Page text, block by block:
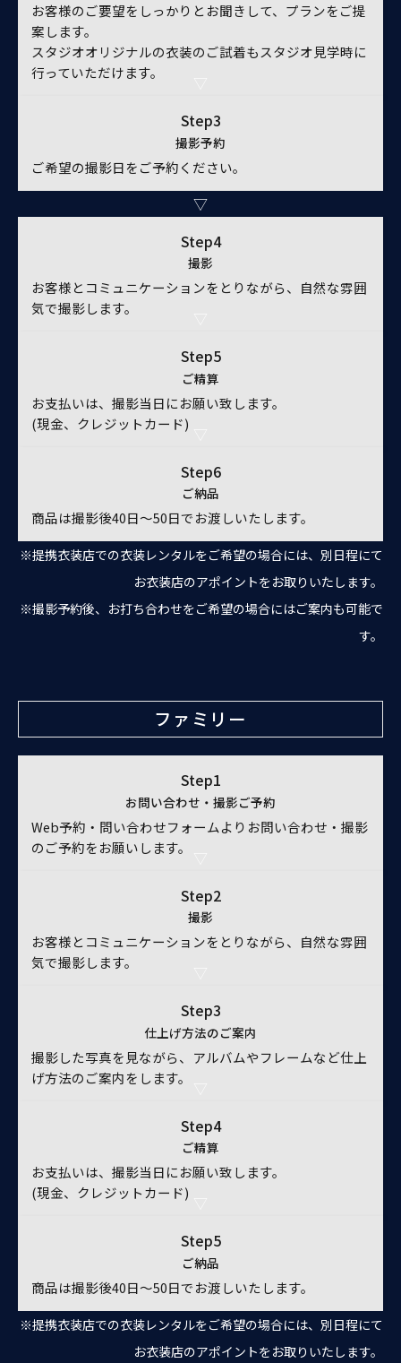
お客様のご要望をしっかりとお聞きして、プランをご提
案します。
スタジオオリジナルの衣装のご試着もスタジオ見学時に
行っていただけます。
Step3
撮影予約
ご希望の撮影日をご予約ください。
Step4
撮影
お客様とコミュニケーションをとりながら、自然な雰囲
気で撮影します。
Step5
ご精算
お支払いは、撮影当日にお願い致します。
(現金、クレジットカード)
Step6
ご納品
商品は撮影後40日～50日でお渡しいたします。
※提携衣装店での衣装レンタルをご希望の場合には、別日程にて
お衣装店のアポイントをお取りいたします。
※撮影予約後、お打ち合わせをご希望の場合にはご案内も可能で
す。
ファミリー
Step1
お問い合わせ・撮影ご予約
Web予約・問い合わせフォームよりお問い合わせ・撮影
のご予約をお願いします。
Step2
撮影
お客様とコミュニケーションをとりながら、自然な雰囲
気で撮影します。
Step3
仕上げ方法のご案内
撮影した写真を見ながら、アルバムやフレームなど仕上
げ方法のご案内をします。
Step4
ご精算
お支払いは、撮影当日にお願い致します。
(現金、クレジットカード)
Step5
ご納品
商品は撮影後40日～50日でお渡しいたします。
※提携衣装店での衣装レンタルをご希望の場合には、別日程にて
お衣装店のアポイントをお取りいたします。